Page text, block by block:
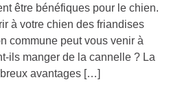
être bénéfiques pour le chien.
à votre chien des friandises
commune peut vous venir à
ils manger de la cannelle ? La
avantages […]